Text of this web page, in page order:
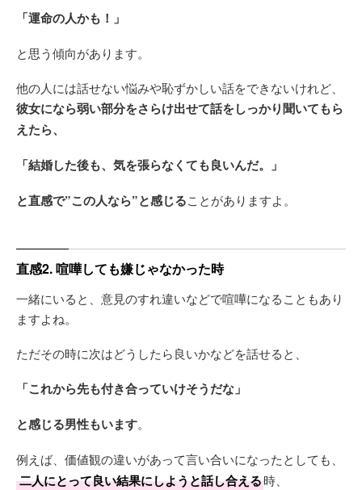
「運命の人かも！」
と思う傾向があります。
他の人には話せない悩みや恥ずかしい話をできないけれど、
彼女になら弱い部分をさらけ出せて話をしっかり聞いてもら
えたら、
「結婚した後も、気を張らなくても良いんだ。」
と直感で”この人なら”と感じることがありますよ。
直感2. 喧嘩しても嫌じゃなかった時
一緒にいると、意見のすれ違いなどで喧嘩になることもあり
ますよね。
ただその時に次はどうしたら良いかなどを話せると、
「これから先も付き合っていけそうだな」
と感じる男性もいます。
例えば、価値観の違いがあって言い合いになったとしても、
二人にとって良い結果にしようと話し合える時、